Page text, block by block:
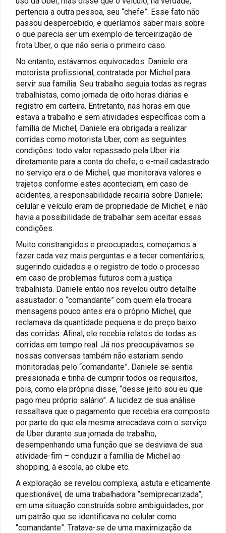
pertencia a outra pessoa, seu “chefe”. Esse fato não
passou despercebido, e queríamos saber mais sobre
o que parecia ser um exemplo de terceirização de
frota Uber, o que não seria o primeiro caso.
No entanto, estávamos equivocados. Daniele era
motorista profissional, contratada por Michel para
servir sua família. Seu trabalho seguia todas as regras
trabalhistas, como jornada de oito horas diárias e
registro em carteira. Entretanto, nas horas em que
estava a trabalho e sem atividades específicas com a
família de Michel, Daniele era obrigada a realizar
corridas como motorista Uber, com as seguintes
condições: todo valor repassado pela Uber iria
diretamente para a conta do chefe; o e-mail cadastrado
no serviço era o de Michel, que monitorava valores e
trajetos conforme estes aconteciam; em caso de
acidentes, a responsabilidade recairia sobre Daniele;
celular e veículo eram de propriedade de Michel; e não
havia a possibilidade de trabalhar sem aceitar essas
condições.
Muito constrangidos e preocupados, começamos a
fazer cada vez mais perguntas e a tecer comentários,
sugerindo cuidados e o registro de todo o processo
em caso de problemas futuros com a justiça
trabalhista. Daniele então nos revelou outro detalhe
assustador: o “comandante” com quem ela trocara
mensagens pouco antes era o próprio Michel, que
reclamava da quantidade pequena e do preço baixo
das corridas. Afinal, ele recebia relatos de todas as
corridas em tempo real. Já nos preocupávamos se
nossas conversas também não estariam sendo
monitoradas pelo “comandante”. Daniele se sentia
pressionada e tinha de cumprir todos os requisitos,
pois, como ela própria disse, “desse jeito sou eu que
pago meu próprio salário”. A lucidez de sua análise
ressaltava que o pagamento que recebia era composto
por parte do que ela mesma arrecadava com o serviço
de Uber durante sua jornada de trabalho,
desempenhando uma função que se desviava de sua
atividade-fim – conduzir a família de Michel ao
shopping, à escola, ao clube etc.
A exploração se revelou complexa, astuta e eticamente
questionável, de uma trabalhadora “semiprecarizada”,
em uma situação construída sobre ambiguidades, por
um patrão que se identificava no celular como
“comandante”. Tratava-se de uma maximização da